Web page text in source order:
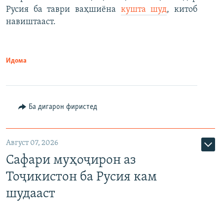
Русия ба таври ваҳшиёна кушта шуд, китоб
навиштааст.
Идома
Ба дигарон фиристед
Август 07, 2026
Сафари муҳоҷирон аз
Тоҷикистон ба Русия кам
шудааст